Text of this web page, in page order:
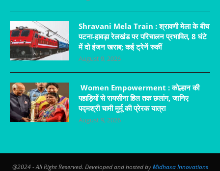
Shravani Mela Train : श्रावणी मेला के बीच
पटना-हावड़ा रेलखंड पर परिचालन प्रभावित, 8 घंटे
में दो इंजन खराब; कई ट्रेनें रुकीं
August 9, 2026
Women Empowerment : कोल्हान की
पहाड़ियों से रायसीना हिल तक छलांग, जानिए
पद्मश्री चामी मुर्मू की प्रेरक यात्रा
August 9, 2026
@2024 - All Right Reserved. Developed and hosted byMidhaxa Innovations